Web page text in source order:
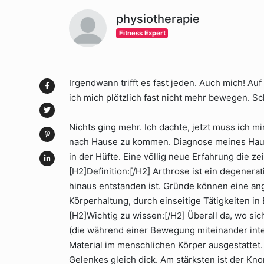
physiotherapie
Fitness Expert
Irgendwann trifft es fast jeden. Auch mich!
ich mich plötzlich fast nicht mehr bewegen.
Nichts ging mehr. Ich dachte, jetzt muss ich
nach Hause zu kommen. Diagnose meines
in der Hüfte. Eine völlig neue Erfahrung die
[H2]Definition:[/H2] Arthrose ist ein
hinaus entstanden ist. Gründe können eine
Körperhaltung, durch einseitige Tätigkeiten
[H2]Wichtig zu wissen:[/H2] Überall da, wo
(die während einer Bewegung miteinander
Material im menschlichen Körper
Gelenkes gleich dick. Am stärksten ist der